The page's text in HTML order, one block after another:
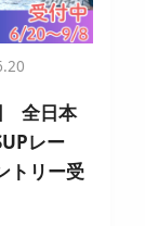
全日本
レー
トリー受